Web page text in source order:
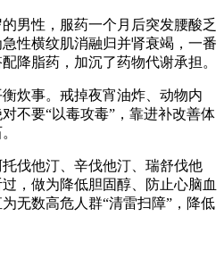
性，服药一个月后突发腰酸乏
性横纹肌消融归并肾衰竭，一番
降脂药，加沉了药物代谢承担。
事。戒掉夜宵油炸、动物内
不要“以毒攻毒”，靠进补改善体
他汀、辛伐他汀、瑞舒伐他
，做为降低胆固醇、防止心脑血
无数高危人群“清雷扫障”，降低